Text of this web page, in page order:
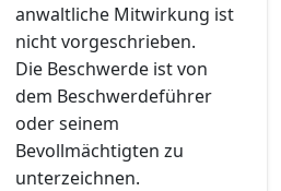
anwaltliche Mitwirkung ist
nicht vorgeschrieben.
Die Beschwerde ist von
dem Beschwerdeführer
oder seinem
Bevollmächtigten zu
unterzeichnen.